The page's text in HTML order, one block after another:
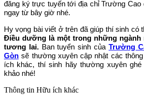
đăng ký trực tuyến tới địa chỉ Trường
ngay từ bây giờ nhé.
Hy vọng bài viết ở trên đã giúp thí sinh có
Điều dưỡng là một trong những ngành
tương lai.Ban tuyển sinh của Trường
Gòn sẽ thường xuyên cập nhật các
ích khác, thí sinh hãy thường xuyên
khảo nhé!
Thông tin Hữu ích khác